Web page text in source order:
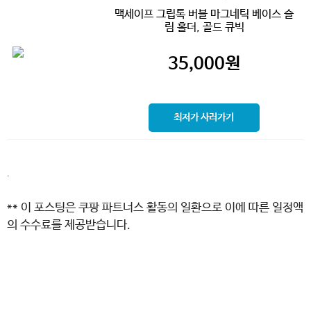
맥세이프 그립톡 버블 마그네틱 베이스 슬
림 홀더, 골드 큐빅
35,000원
최저가 사러가기
.
** 이 포스팅은 쿠팡 파트너스 활동의 일환으로 이에 따른 일정액
의 수수료를 제공받습니다.